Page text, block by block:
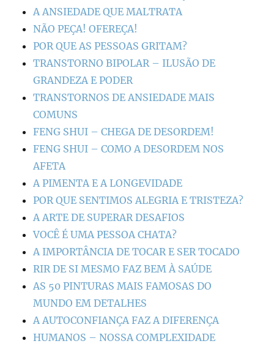
A ANSIEDADE QUE MALTRATA
NÃO PEÇA! OFEREÇA!
POR QUE AS PESSOAS GRITAM?
TRANSTORNO BIPOLAR – ILUSÃO DE
GRANDEZA E PODER
TRANSTORNOS DE ANSIEDADE MAIS
COMUNS
FENG SHUI – CHEGA DE DESORDEM!
FENG SHUI – COMO A DESORDEM NOS
AFETA
A PIMENTA E A LONGEVIDADE
POR QUE SENTIMOS ALEGRIA E TRISTEZA?
A ARTE DE SUPERAR DESAFIOS
VOCÊ É UMA PESSOA CHATA?
A IMPORTÂNCIA DE TOCAR E SER TOCADO
RIR DE SI MESMO FAZ BEM À SAÚDE
AS 50 PINTURAS MAIS FAMOSAS DO
MUNDO EM DETALHES
A AUTOCONFIANÇA FAZ A DIFERENÇA
HUMANOS – NOSSA COMPLEXIDADE